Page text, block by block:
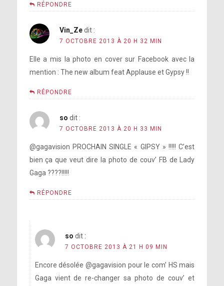
RÉPONDRE
Vin_Ze dit :
7 OCTOBRE 2013 À 20 H 32 MIN
Elle a mis la photo en cover sur Facebook avec la
mention : The new album feat Applause et Gypsy !!
RÉPONDRE
so dit :
7 OCTOBRE 2013 À 20 H 33 MIN
@gagavision PROCHAIN SINGLE « GIPSY » !!!!! C’est
bien ça que veut dire la photo de couv’ FB de Lady
Gaga ????!!!!!
RÉPONDRE
so dit :
7 OCTOBRE 2013 À 21 H 09 MIN
Encore désolée @gagavision pour le com’ HS mais
Gaga vient de re-changer sa photo de couv’ et